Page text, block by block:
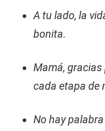
A tu lado, la
bonita.
Mamá, gracias
cada etapa de
No hay